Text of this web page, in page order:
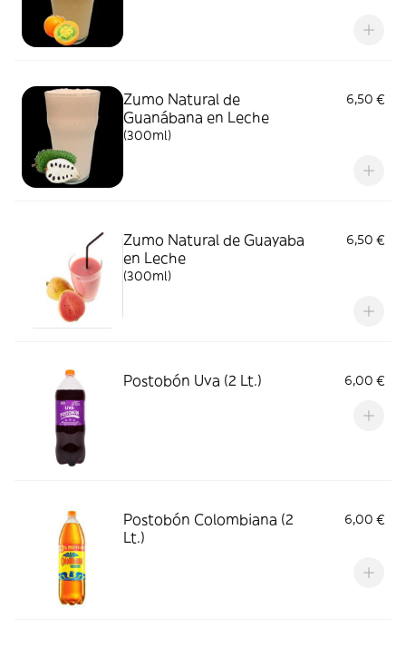
Zumo Natural de
Guanábana en Leche
6,50 €
(300ml)
Zumo Natural de Guayaba
en Leche
6,50 €
(300ml)
Postobón Uva (2 Lt.) 6,00 €
Postobón Colombiana (2
Lt.)
6,00 €